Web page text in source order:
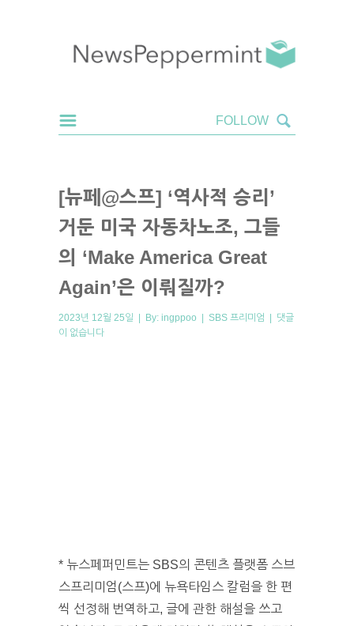
[뉴페@스프] ‘역사적 승리’
거둔 미국 자동차노조, 그들
의 ‘Make America Great
Again’은 이뤄질까?
2023년 12월 25일 | By: ingppoo | SBS 프리미엄 | 댓글
이 없습니다
* 뉴스페퍼민트는 SBS의 콘텐츠 플랫폼 스브
스프리미엄(스프)에 뉴욕타임스 칼럼을 한 편
씩 선정해 번역하고, 글에 관한 해설을 쓰고